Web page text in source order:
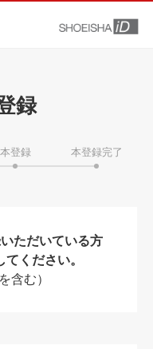
録
本登録 本登録完了
ただいている方
てください。
含む）